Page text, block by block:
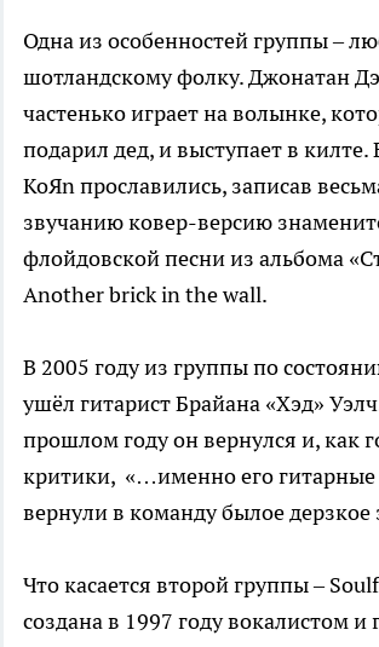
Одна из особенностей группы –
шотландскому фолку. Джонатан
частенько играет на волынке,
подарил дед, и выступает в килте.
KoЯn прославились, записав
звучанию ковер-версию
флойдовской песни из альбома
Another brick in the wall.
В 2005 году из группы по
ушёл гитарист Брайана «Хэд»
прошлом году он вернулся и, как
критики, «…именно его
вернули в команду былое дерзкое
Что касается второй группы –
создана в 1997 году вокалистом и